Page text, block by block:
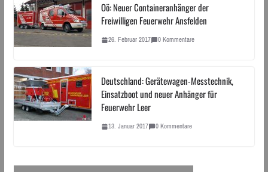
Oö: Neuer Containeranhänger der
Freiwilligen Feuerwehr Ansfelden
26. Februar 2017 0 Kommentare
Deutschland: Gerätewagen-Messtechnik,
Einsatzboot und neuer Anhänger für
Feuerwehr Leer
13. Januar 2017 0 Kommentare